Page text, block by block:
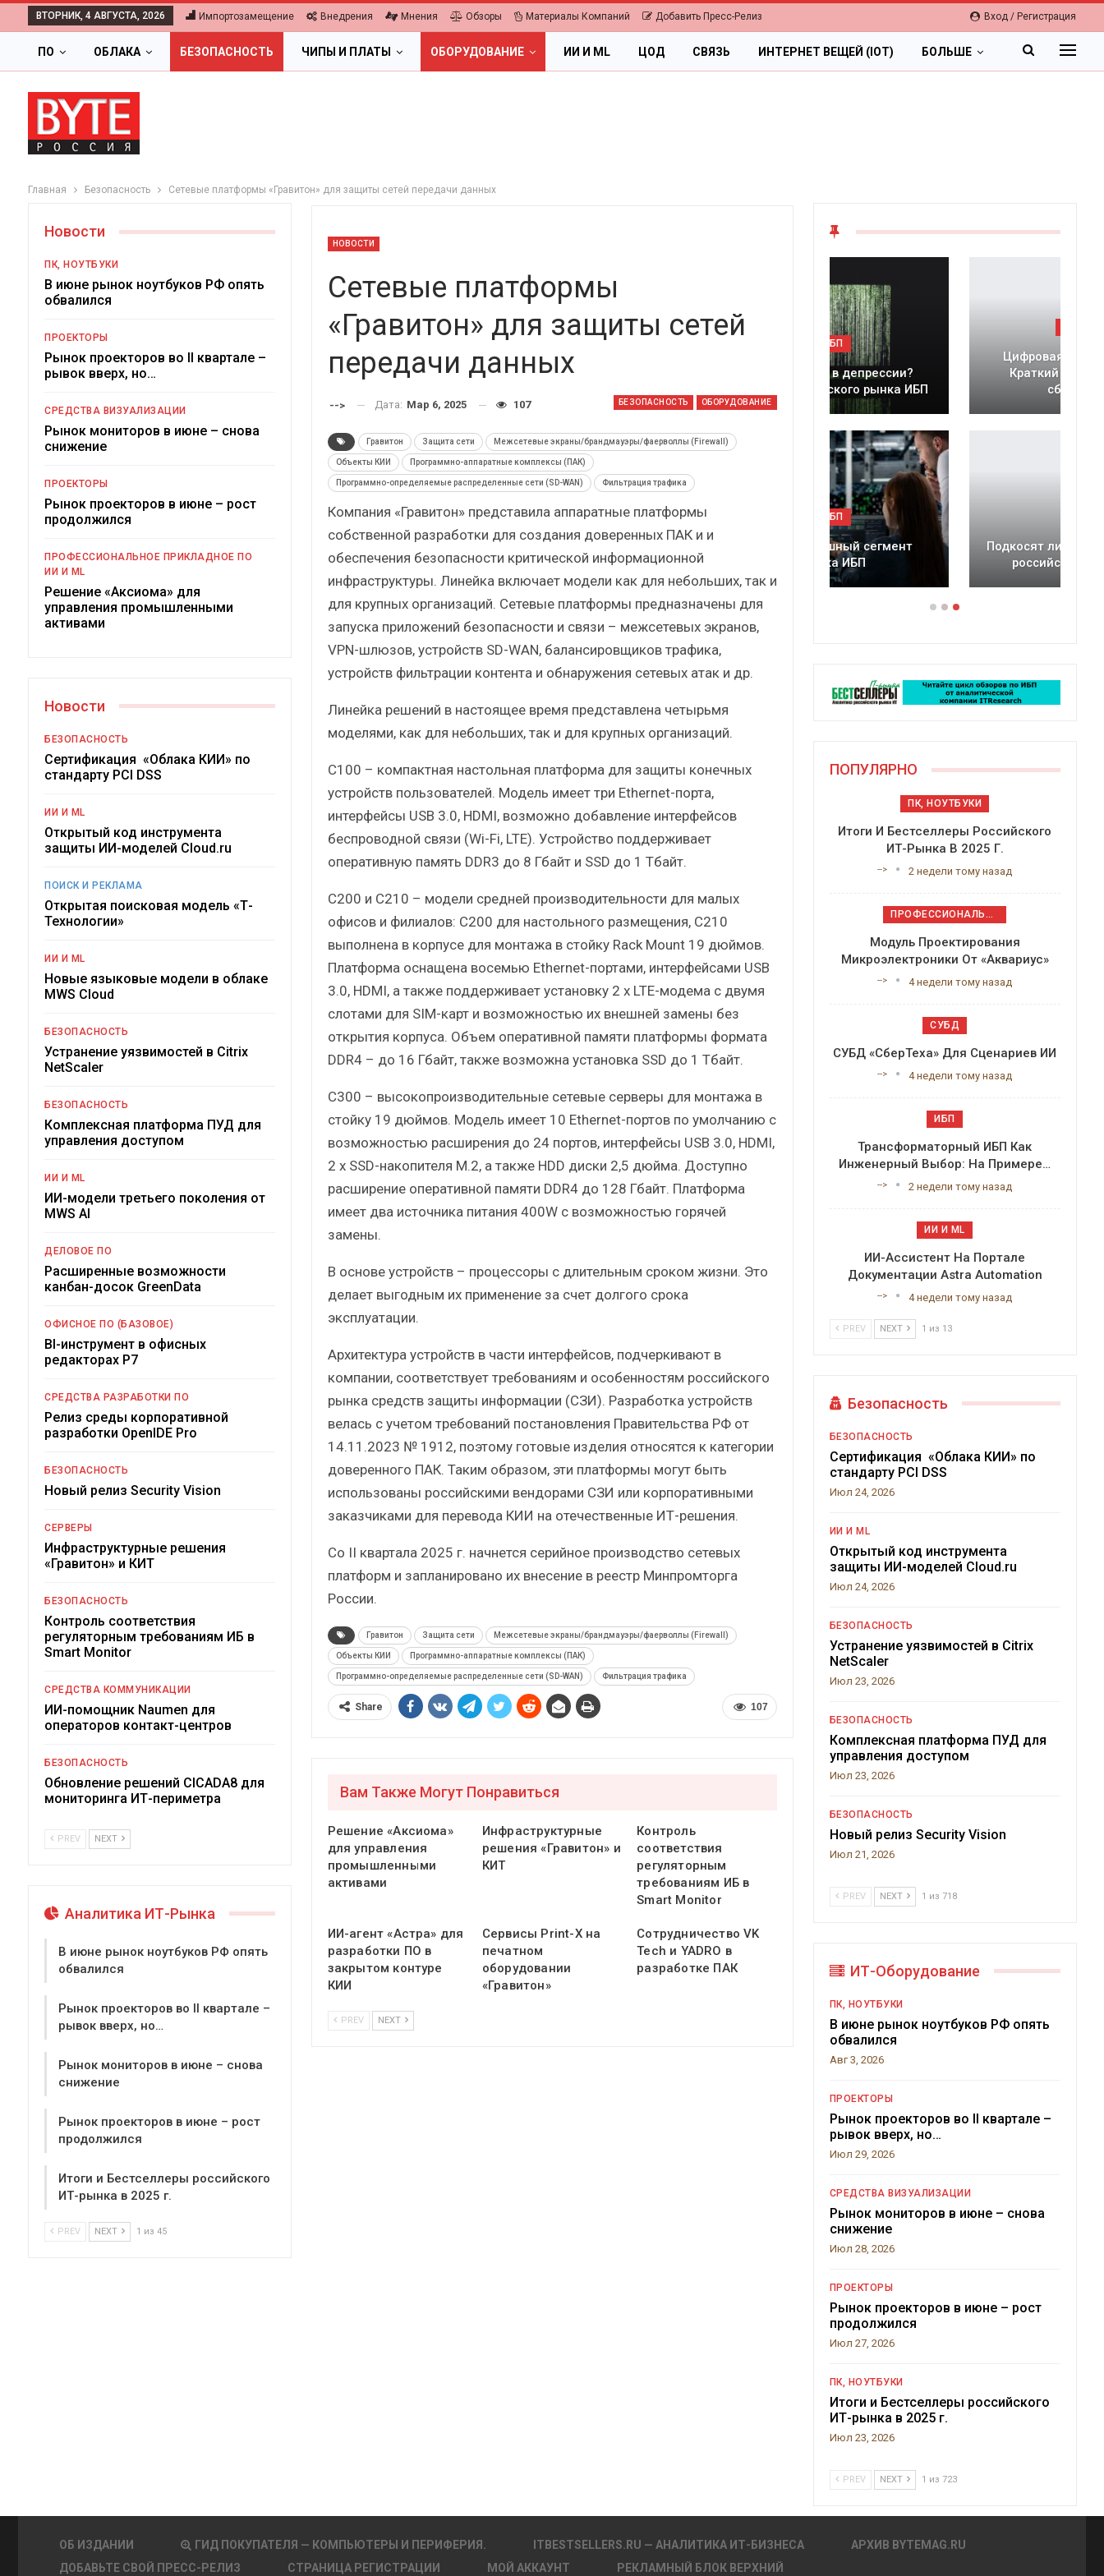
Вход / Регистрация
ВТОРНИК, 4 АВГУСТА, 2026 Импортозамещение Внедрения Мнения Обзоры Материалы Компаний Добавить Пресс-Релиз
ПО ОБЛАКА БЕЗОПАСНОСТЬ ЧИПЫ И ПЛАТЫ ОБОРУДОВАНИЕ ИИ И ML ЦОД СВЯЗЬ ИНТЕРНЕТ ВЕЩЕЙ (IOT) БОЛЬШЕ
Главная Безопасность Сетевые платформы «Гравитон» для защиты сетей передачи данных
НОВОСТИ
Сетевые платформы
«Гравитон» для защиты сетей
передачи данных
БЕЗОПАСНОСТЬ ОБОРУДОВАНИЕ
--> Дата: Мар 6, 2025 107
Гравитон Защита сети Межсетевые экраны/брандмауэры/фаерволлы (Firewall)
Объекты КИИ Программно-аппаратные комплексы (ПАК)
Программно-определяемые распределенные сети (SD-WAN) Фильтрация трафика
Компания «Гравитон» представила аппаратные платформы
собственной разработки для создания доверенных ПАК и и
обеспечения безопасности критической информационной
инфраструктуры. Линейка включает модели как для небольших, так и
для крупных организаций. Сетевые платформы предназначены для
запуска приложений безопасности и связи – межсетевых экранов,
VPN-шлюзов, устройств SD-WAN, балансировщиков трафика,
устройств фильтрации контента и обнаружения сетевых атак и др.
Линейка решений в настоящее время представлена четырьмя
моделями, как для небольших, так и для крупных организаций.
С100 – компактная настольная платформа для защиты конечных
устройств пользователей. Модель имеет три Ethernet-порта,
интерфейсы USB 3.0, HDMI, возможно добавление интерфейсов
беспроводной связи (Wi-Fi, LTE). Устройство поддерживает
оперативную память DDR3 до 8 Гбайт и SSD до 1 Тбайт.
С200 и C210 – модели средней производительности для малых
офисов и филиалов: С200 для настольного размещения, С210
выполнена в корпусе для монтажа в стойку Rack Mount 19 дюймов.
Платформа оснащена восемью Ethernet-портами, интерфейсами USB
3.0, HDMI, а также поддерживает установку 2 x LTE-модема с двумя
слотами для SIM-карт и возможностью их внешней замены без
открытия корпуса. Объем оперативной памяти платформы формата
DDR4 – до 16 Гбайт, также возможна установка SSD до 1 Тбайт.
С300 – высокопроизводительные сетевые серверы для монтажа в
стойку 19 дюймов. Модель имеет 10 Ethernet-портов по умолчанию с
возможностью расширения до 24 портов, интерфейсы USB 3.0, HDMI,
2 x SSD-накопителя М.2, а также HDD диски 2,5 дюйма. Доступно
расширение оперативной памяти DDR4 до 128 Гбайт. Платформа
имеет два источника питания 400W с возможностью горячей
замены.
В основе устройств – процессоры с длительным сроком жизни. Это
делает выгодным их применение за счет долгого срока
эксплуатации.
Архитектура устройств в части интерфейсов, подчеркивают в
компании, соответствует требованиям и особенностям российского
рынка средств защиты информации (СЗИ). Разработка устройств
велась с учетом требований постановления Правительства РФ от
14.11.2023 № 1912, поэтому готовые изделия относятся к категории
доверенного ПАК. Таким образом, эти платформы могут быть
использованы российскими вендорами СЗИ или корпоративными
заказчиками для перевода КИИ на отечественные ИТ-решения.
Со II квартала 2025 г. начнется серийное производство сетевых
платформ и запланировано их внесение в реестр Минпромторга
России.
Гравитон Защита сети Межсетевые экраны/брандмауэры/фаерволлы (Firewall)
Объекты КИИ Программно-аппаратные комплексы (ПАК)
Программно-определяемые распределенные сети (SD-WAN) Фильтрация трафика
107
Share
Вам Также Могут Понравиться
Решение «Аксиома»
для управления
промышленными
активами
Инфраструктурные
решения «Гравитон» и
КИТ
Контроль
соответствия
регуляторным
требованиям ИБ в
Smart Monitor
ИИ-агент «Астра» для
разработки ПО в
закрытом контуре
КИИ
Сервисы Print-X на
печатном
оборудовании
«Гравитон»
Сотрудничество VK
Tech и YADRO в
разработке ПАК
PREV NEXT
Новости
ПК, НОУТБУКИ
В июне рынок ноутбуков РФ опять
обвалился
ПРОЕКТОРЫ
Рынок проекторов во II квартале –
рывок вверх, но…
СРЕДСТВА ВИЗУАЛИЗАЦИИ
Рынок мониторов в июне – снова
снижение
ПРОЕКТОРЫ
Рынок проекторов в июне – рост
продолжился
ПРОФЕССИОНАЛЬНОЕ ПРИКЛАДНОЕ ПО
ИИ И ML
Решение «Аксиома» для
управления промышленными
активами
Новости
БЕЗОПАСНОСТЬ
Сертификация «Облака КИИ» по
стандарту PCI DSS
ИИ И ML
Открытый код инструмента
защиты ИИ-моделей Cloud.ru
ПОИСК И РЕКЛАМА
Открытая поисковая модель «Т-
Технологии»
ИИ И ML
Новые языковые модели в облаке
MWS Cloud
БЕЗОПАСНОСТЬ
Устранение уязвимостей в Citrix
NetScaler
БЕЗОПАСНОСТЬ
Комплексная платформа ПУД для
управления доступом
ИИ И ML
ИИ-модели третьего поколения от
MWS AI
ДЕЛОВОЕ ПО
Расширенные возможности
канбан-досок GreenData
ОФИСНОЕ ПО (БАЗОВОЕ)
BI-инструмент в офисных
редакторах Р7
СРЕДСТВА РАЗРАБОТКИ ПО
Релиз среды корпоративной
разработки OpenIDE Pro
БЕЗОПАСНОСТЬ
Новый релиз Security Vision
СЕРВЕРЫ
Инфраструктурные решения
«Гравитон» и КИТ
БЕЗОПАСНОСТЬ
Контроль соответствия
регуляторным требованиям ИБ в
Smart Monitor
СРЕДСТВА КОММУНИКАЦИИ
ИИ-помощник Naumen для
операторов контакт-центров
БЕЗОПАСНОСТЬ
Обновление решений CICADA8 для
мониторинга ИТ-периметра
PREV NEXT
Аналитика ИТ-Рынка
В июне рынок ноутбуков РФ опять
обвалился
Рынок проекторов во II квартале –
рывок вверх, но…
Рынок мониторов в июне – снова
снижение
Рынок проекторов в июне – рост
продолжился
Итоги и Бестселлеры российского
ИТ-рынка в 2025 г.
PREV NEXT 1 из 45
Цифровая экономика 2026.
Краткий статистический
российский рынок ИБП?
Итоги и Бестселлеры
ИБП
Отрасль ИБП в депрессии?
Часть II.
ИБП
Самый успешный сегмент
рынка ИБП
Цифровая экономика 2026.
Краткий статистический
сборник от…
ИБП
Подкосят ли глобальные угрозы
российский рынок ИБП?
ПОПУЛЯРНО
ПК, НОУТБУКИ
Итоги И Бестселлеры Российского
ИТ-Рынка В 2025 Г.
--> 2 недели тому назад
ПРОФЕССИОНАЛЬНОЕ ПРИКЛАДНОЕ ПО
Модуль Проектирования
Микроэлектроники От «Аквариус»
--> 4 недели тому назад
СУБД
СУБД «СберТеха» Для Сценариев ИИ
--> 4 недели тому назад
ИБП
Трансформаторный ИБП Как
Инженерный Выбор: На Примере…
--> 2 недели тому назад
ИИ И ML
ИИ-Ассистент На Портале
Документации Astra Automation
--> 4 недели тому назад
PREV NEXT 1 из 13
Безопасность
БЕЗОПАСНОСТЬ
Сертификация «Облака КИИ» по
стандарту PCI DSS
Июл 24, 2026
ИИ И ML
Открытый код инструмента
защиты ИИ-моделей Cloud.ru
Июл 24, 2026
БЕЗОПАСНОСТЬ
Устранение уязвимостей в Citrix
NetScaler
Июл 23, 2026
БЕЗОПАСНОСТЬ
Комплексная платформа ПУД для
управления доступом
Июл 23, 2026
БЕЗОПАСНОСТЬ
Новый релиз Security Vision
Июл 21, 2026
PREV NEXT 1 из 718
ИТ-Оборудование
ПК, НОУТБУКИ
В июне рынок ноутбуков РФ опять
обвалился
Авг 3, 2026
ПРОЕКТОРЫ
Рынок проекторов во II квартале –
рывок вверх, но…
Июл 29, 2026
СРЕДСТВА ВИЗУАЛИЗАЦИИ
Рынок мониторов в июне – снова
снижение
Июл 28, 2026
ПРОЕКТОРЫ
Рынок проекторов в июне – рост
продолжился
Июл 27, 2026
ПК, НОУТБУКИ
Итоги и Бестселлеры российского
ИТ-рынка в 2025 г.
Июл 23, 2026
PREV NEXT 1 из 723
ОБ ИЗДАНИИ ГИД ПОКУПАТЕЛЯ — КОМПЬЮТЕРЫ И ПЕРИФЕРИЯ. ITBESTSELLERS.RU — АНАЛИТИКА ИТ-БИЗНЕСА
АРХИВ BYTEMAG.RU
ДОБАВЬТЕ СВОЙ ПРЕСС-РЕЛИЗ
СТРАНИЦА РЕГИСТРАЦИИ МОЙ АККАУНТ РЕКЛАМНЫЙ БЛОК ВЕРХНИЙ